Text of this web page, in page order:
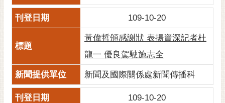
109-10-20
黃偉哲頒感謝狀 表揚資深記者杜
龍一 優良駕駛施志全
新聞及國際關係處新聞傳播科
109-10-20